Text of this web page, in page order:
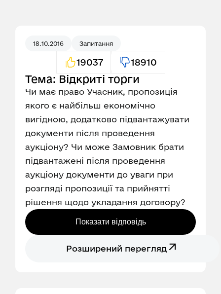
18.10.2016 Запитання
19037 18910
Тема: Відкриті торги
Чи має право Учасник, пропозиція
якого є найбільш економічно
вигідною, додатково підвантажувати
документи після проведення
аукціону? Чи може Замовник брати
підвантажені після проведення
аукціону документи до уваги при
розгляді пропозиції та прийнятті
рішення щодо укладання договору?
Показати відповідь
Розширений перегляд